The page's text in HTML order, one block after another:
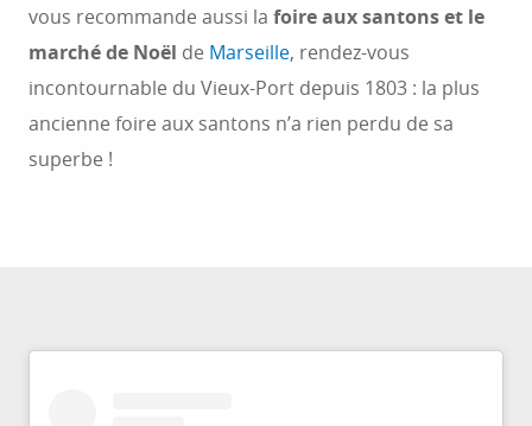
vous recommande aussi la foire aux santons et le
marché de Noël de Marseille, rendez-vous
incontournable du Vieux-Port depuis 1803 : la plus
ancienne foire aux santons n’a rien perdu de sa
superbe !